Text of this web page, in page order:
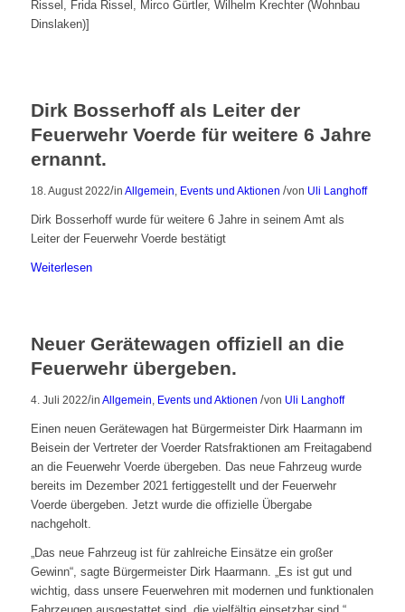
Rissel, Frida Rissel, Mirco Gürtler, Wilhelm Krechter (Wohnbau
Dinslaken)]
Dirk Bosserhoff als Leiter der
Feuerwehr Voerde für weitere 6 Jahre
ernannt.
18. August 2022/in Allgemein Events und Aktionen /von Uli Langhoff
Dirk Bosserhoff wurde für weitere 6 Jahre in seinem Amt als
Leiter der Feuerwehr Voerde bestätigt
Weiterlesen
Neuer Gerätewagen offiziell an die
Feuerwehr übergeben.
4. Juli 2022/in Allgemein Events und Aktionen /von Uli Langhoff
Einen neuen Gerätewagen hat Bürgermeister Dirk Haarmann im
Beisein der Vertreter der Voerder Ratsfraktionen am Freitagabend
an die Feuerwehr Voerde übergeben. Das neue Fahrzeug wurde
bereits im Dezember 2021 fertiggestellt und der Feuerwehr
Voerde übergeben. Jetzt wurde die offizielle Übergabe
nachgeholt.
„Das neue Fahrzeug ist für zahlreiche Einsätze ein großer
Gewinn“, sagte Bürgermeister Dirk Haarmann. „Es ist gut und
wichtig, dass unsere Feuerwehren mit modernen und funktionalen